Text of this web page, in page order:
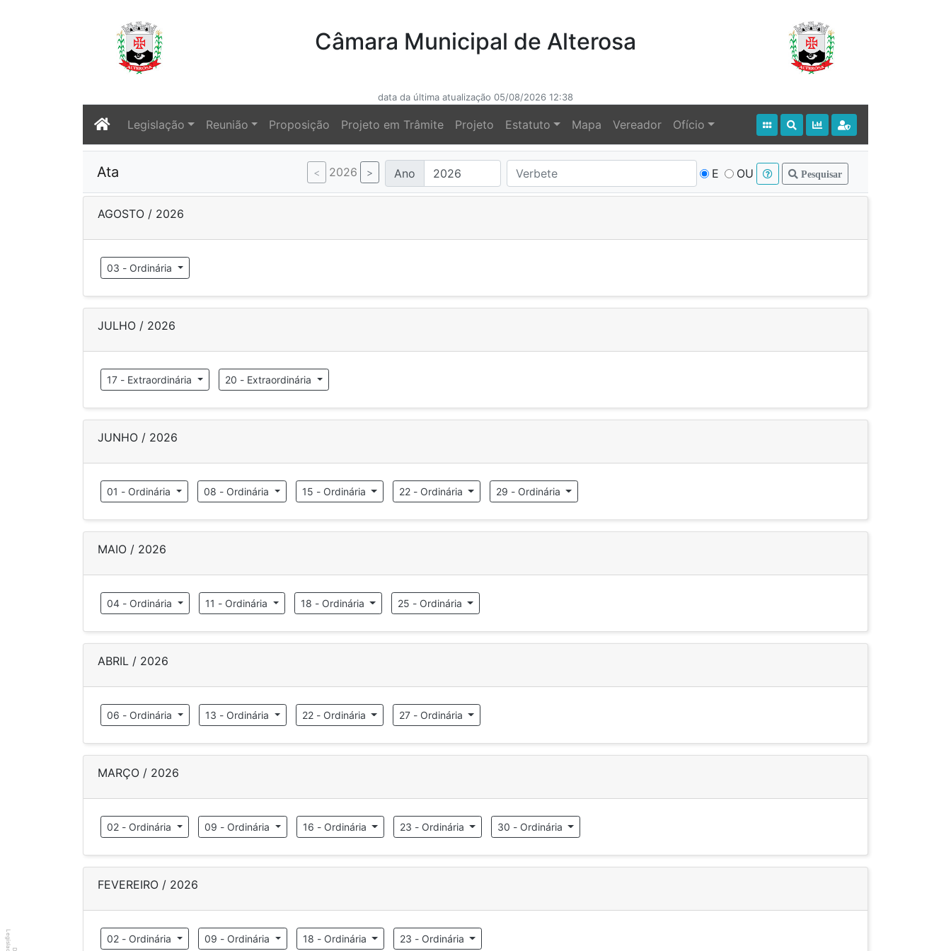
Câmara Municipal de Alterosa
data da última atualização 05/08/2026 12:38
Legislação Reunião Proposição Projeto em Trâmite Projeto Estatuto Mapa Vereador Ofício
Ata 2026 Ano E OU Pesquisar
AGOSTO / 2026
03 - Ordinária
JULHO / 2026
17 - Extraordinária 20 - Extraordinária
JUNHO / 2026
01 - Ordinária 08 - Ordinária 15 - Ordinária 22 - Ordinária 29 - Ordinária
MAIO / 2026
04 - Ordinária 11 - Ordinária 18 - Ordinária 25 - Ordinária
ABRIL / 2026
06 - Ordinária 13 - Ordinária 22 - Ordinária 27 - Ordinária
MARÇO / 2026
02 - Ordinária 09 - Ordinária 16 - Ordinária 23 - Ordinária 30 - Ordinária
FEVEREIRO / 2026
02 - Ordinária 09 - Ordinária 18 - Ordinária 23 - Ordinária
Legislador